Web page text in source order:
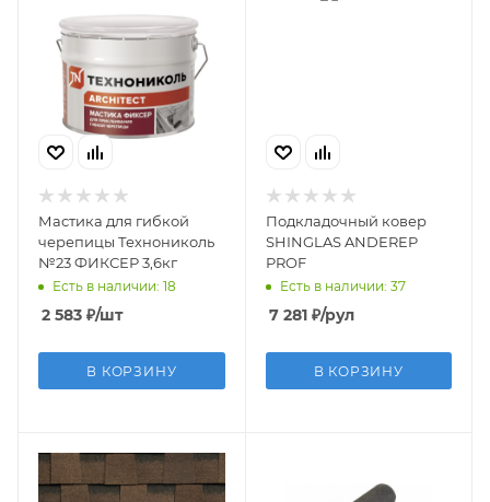
Мастика для гибкой
черепицы Технониколь
№23 ФИКСЕР 3,6кг
Есть в наличии: 18
2 583 ₽/шт
В КОРЗИНУ
Подкладочный ковер
SHINGLAS ANDEREP
PROF
Есть в наличии: 37
7 281₽/рул
В КОРЗИНУ